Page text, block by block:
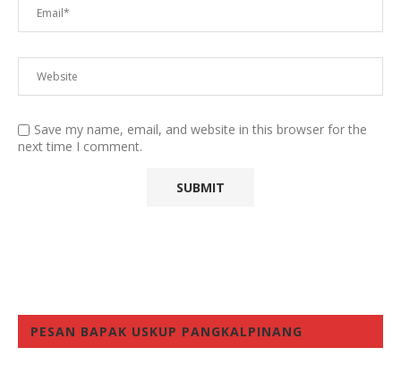
Save my name, email, and website in this browser for the
next time I comment.
PESAN BAPAK USKUP PANGKALPINANG